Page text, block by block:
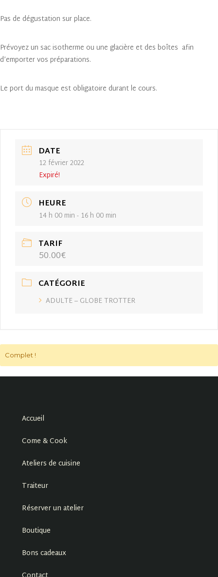
Pas de dégustation sur place.
Prévoyez un sac isotherme ou une glacière et des boîtes afin
d’emporter vos préparations.
Le port du masque est obligatoire durant le cours.
DATE
12 février 2022
Expiré!
HEURE
14 h 00 min - 16 h 00 min
TARIF
50.00€
CATÉGORIE
ADULTE – GLOBE TROTTER
Complet !
Accueil
Come & Cook
Ateliers de cuisine
Traiteur
Réserver un atelier
Boutique
Bons cadeaux